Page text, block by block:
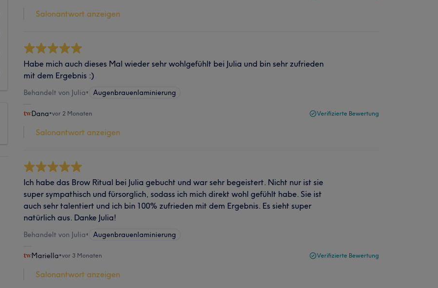
Salonantwort anzeigen
Habe mich auch dieses Mal wieder sehr wohlgefühlt bei Julia und bin sehr zufrieden
mit dem Ergebnis :)
Behandelt von Julia• Augenbrauenlaminierung
Dana•vor 2 Monaten Verifizierte Bewertung
Salonantwort anzeigen
Ich habe das Brow Ritual bei Julia gebucht und war sehr begeistert. Nicht nur ist sie
super sympathisch und fürsorglich, sodass ich mich direkt wohl gefühlt habe. Sie ist
auch sehr talentiert und ich bin 100% zufrieden mit dem Ergebnis. Es sieht super
natürlich aus. Danke Julia!
Behandelt von Julia• Augenbrauenlaminierung
Mariella•vor 3 Monaten Verifizierte Bewertung
Salonantwort anzeigen